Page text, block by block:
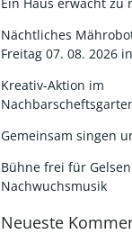
Nächtliches
Freitag 07. 08. 2026
Kreativ-Aktion im
Gemeinsam singen
Bühne frei für
Nachwuchsmusik
Neueste